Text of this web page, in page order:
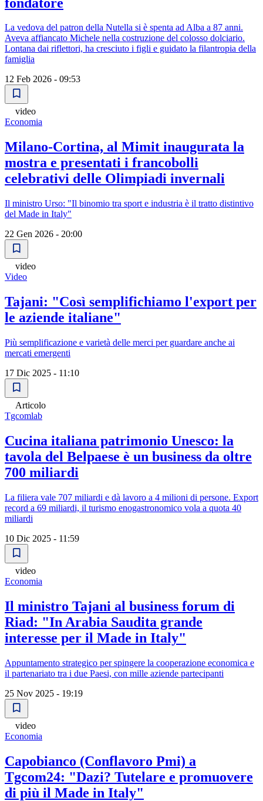
La vedova del patron della Nutella si è spenta ad Alba a 87 anni.
Aveva affiancato Michele nella costruzione del colosso dolciario.
Lontana dai riflettori, ha cresciuto i figli e guidato la filantropia della
famiglia
12 Feb 2026 - 09:53
video
Economia
Milano-Cortina, al Mimit inaugurata la
mostra e presentati i francobolli
celebrativi delle Olimpiadi invernali
Il ministro Urso: "Il binomio tra sport e industria è il tratto distintivo
del Made in Italy"
22 Gen 2026 - 20:00
video
Video
Tajani: "Così semplifichiamo l'export per
le aziende italiane"
Più semplificazione e varietà delle merci per guardare anche ai
mercati emergenti
17 Dic 2025 - 11:10
Articolo
Tgcomlab
Cucina italiana patrimonio Unesco: la
tavola del Belpaese è un business da oltre
700 miliardi
La filiera vale 707 miliardi e dà lavoro a 4 milioni di persone. Export
record a 69 miliardi, il turismo enogastronomico vola a quota 40
miliardi
10 Dic 2025 - 11:59
video
Economia
Il ministro Tajani al business forum di
Riad: "In Arabia Saudita grande
interesse per il Made in Italy"
Appuntamento strategico per spingere la cooperazione economica e
il partenariato tra i due Paesi, con mille aziende partecipanti
25 Nov 2025 - 19:19
video
Economia
Capobianco (Conflavoro Pmi) a
Tgcom24: "Dazi? Tutelare e promuovere
di più il Made in Italy"